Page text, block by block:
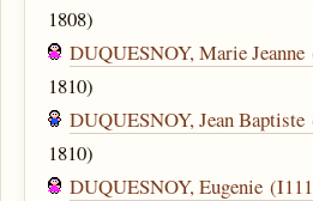
1808)
DUQUESNOY, Marie
1810)
DUQUESNOY, Jean
1810)
DUQUESNOY, Eugenie